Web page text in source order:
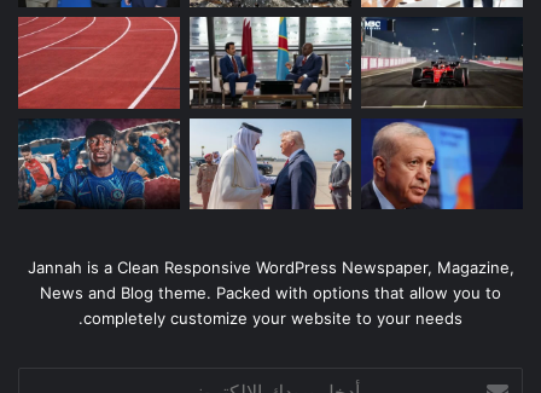
Jannah is a Clean Responsive WordPress Newspaper, Magazine,
News and Blog theme. Packed with options that allow you to
completely customize your website to your needs.